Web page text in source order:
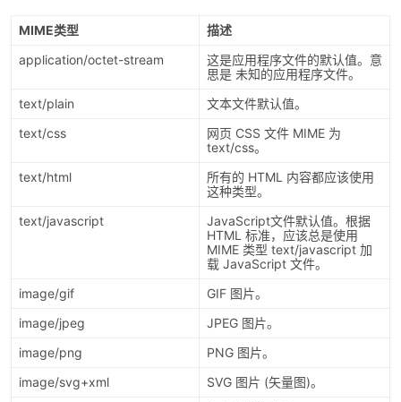
MIME类型
描述
application/octet-stream
这是应用程序文件的默认值。意
思是 未知的应用程序文件。
text/plain
文本文件默认值。
text/css
网页 CSS 文件 MIME 为
text/css。
text/html
所有的 HTML 内容都应该使用
这种类型。
text/javascript
JavaScript文件默认值。根据
HTML 标准，应该总是使用
MIME 类型 text/javascript 加
载 JavaScript 文件。
image/gif
GIF 图片。
image/jpeg
JPEG 图片。
image/png
PNG 图片。
image/svg+xml
SVG 图片 (矢量图)。